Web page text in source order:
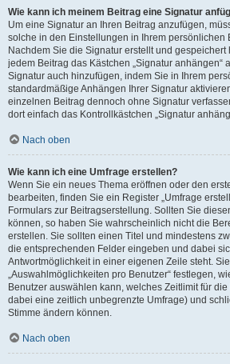
Wie kann ich meinem Beitrag eine Signatur
Um eine Signatur an Ihren Beitrag anzufügen,
solche in den Einstellungen in Ihrem persönlichen
Nachdem Sie die Signatur erstellt und gespeichert
jedem Beitrag das Kästchen „Signatur anhängen“
Signatur auch hinzufügen, indem Sie in Ihrem
standardmäßige Anhängen Ihrer Signatur
einzelnen Beitrag dennoch ohne Signatur
dort einfach das Kontrollkästchen „Signatur
Nach oben
Wie kann ich eine Umfrage erstellen?
Wenn Sie ein neues Thema eröffnen oder den
bearbeiten, finden Sie ein Register „Umfrage
Formulars zur Beitragserstellung. Sollten Sie
können, so haben Sie wahrscheinlich nicht die
erstellen. Sie sollten einen Titel und mindestens
die entsprechenden Felder eingeben und dabei
Antwortmöglichkeit in einer eigenen Zeile steht.
„Auswahlmöglichkeiten pro Benutzer“ festlegen,
Benutzer auswählen kann, welches Zeitlimit für
dabei eine zeitlich unbegrenzte Umfrage) und
Stimme ändern können.
Nach oben